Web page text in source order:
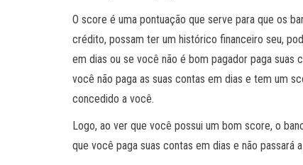
O score é uma pontuação que serve para que os
crédito, possam ter um histórico financeiro seu,
em dias ou se você não é bom pagador paga suas
você não paga as suas contas em dias e tem um
concedido a você.
Logo, ao ver que você possui um bom score, o
que você paga suas contas em dias e não passará